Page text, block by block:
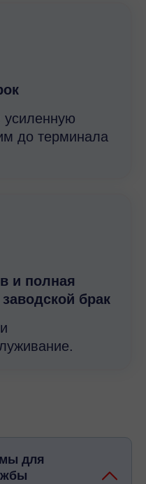
усиленную
до терминала
и полная
брак
для